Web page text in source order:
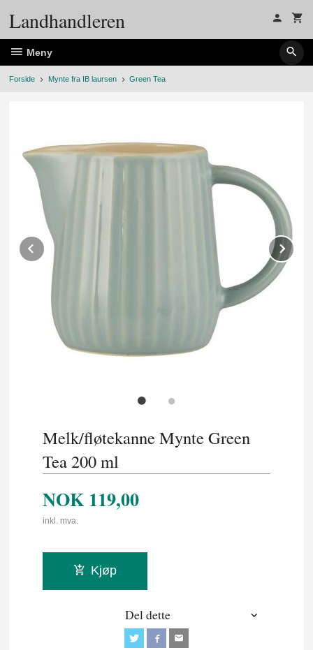
Landhandleren
Meny
Forside Mynte fra IB laursen Green Tea
Prev
Melk/fløtekanne Mynte Green
Tea 200 ml
NOK 119,00
inkl. mva.
Kjøp
Del dette